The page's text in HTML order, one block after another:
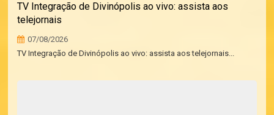
TV Integração de Divinópolis ao vivo: assista aos
telejornais
07/08/2026
TV Integração de Divinópolis ao vivo: assista aos telejornais...